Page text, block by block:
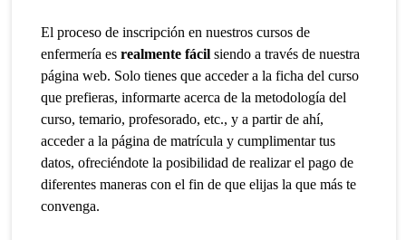
El proceso de inscripción en nuestros cursos de
enfermería esrealmente fácil siendo a través de nuestra
página web. Solo tienes que acceder a la ficha del curso
que prefieras, informarte acerca de la metodología del
curso, temario, profesorado, etc., y a partir de ahí,
acceder a la página de matrícula y cumplimentar tus
datos, ofreciéndote la posibilidad de realizar el pago de
diferentes maneras con el fin de que elijas la que más te
convenga.